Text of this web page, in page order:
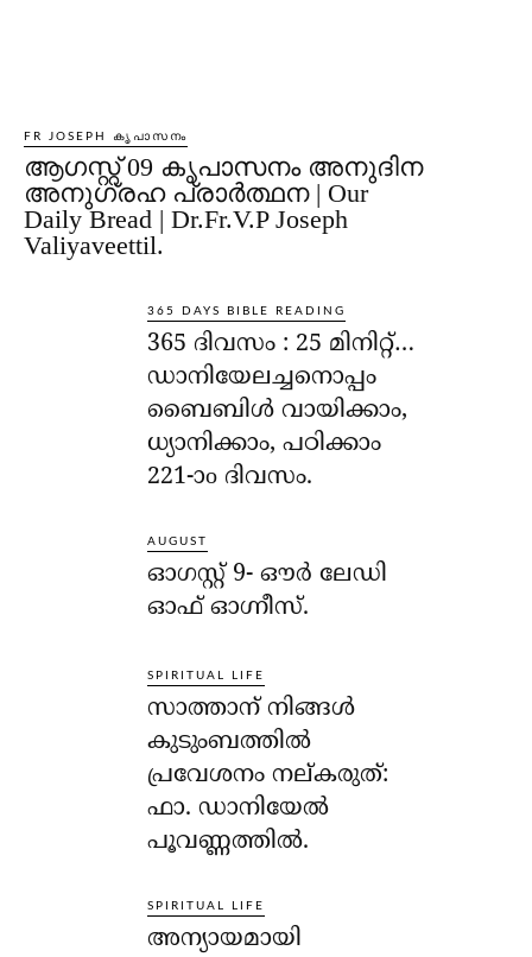
FR JOSEPH കൃപാസനം
ആഗസ്റ്റ് 09 കൃപാസനം അനുദിന
അനുഗ്രഹ പ്രാർത്ഥന | Our
Daily Bread | Dr.Fr.V.P Joseph
Valiyaveettil.
365 DAYS BIBLE READING
365 ദിവസം : 25 മിനിറ്റ്…
ഡാനിയേലച്ചനൊപ്പം
ബൈബിൾ വായിക്കാം,
ധ്യാനിക്കാം, പഠിക്കാം
221-ാo ദിവസം.
AUGUST
ഓഗസ്റ്റ് 9- ഔര്‍ ലേഡി
ഓഫ് ഓഗ്നീസ്.
SPIRITUAL LIFE
സാത്താന് നിങ്ങള്‍
കുടുംബത്തില്‍
പ്രവേശനം നല്കരുത്:
ഫാ. ഡാനിയേല്‍
പൂവണ്ണത്തില്‍.
SPIRITUAL LIFE
അന്യായമായി